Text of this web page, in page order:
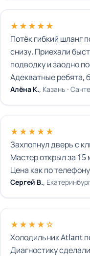
★★★★★
Потёк гибкий шланг
снизу. Приехали
подводку и заодно
Адекватные ребята,
Алёна К., Казань ·
★★★★★
Захлопнул дверь с
Мастер открыл за 15
Цена как по
Сергей В.,
★★★★☆
Холодильник Atlant
Диагностику